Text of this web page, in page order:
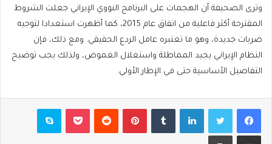
وترى الصحيفة أن الهجمات على البرنامج النووي الإيراني جعلت الشروط
المقترحة أكثر فاعلية من اتفاق عام 2015، كما أظهرت استعدادا لتوجيه
ضربات جديدة، وهو ما تعتبره عامل الردع الحقيقي. ومع ذلك، فإن
النظام الإيراني يجيد المماطلة واستغلال الغموض، ولذلك يجب توضيح
التفاصيل الأساسية حتى في الإطار الأولي.
فيسبوكتويتر لينكدإن بينتيريست بوكيت سكايب
مشاركة عبر البريد طباعة